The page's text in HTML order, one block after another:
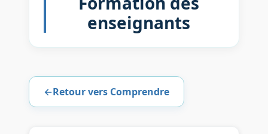
enseignants
←Retour vers Comprendre